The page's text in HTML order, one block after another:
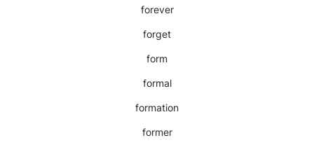
forever
forget
form
formal
formation
former